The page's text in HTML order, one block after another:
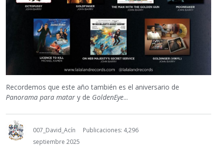
Recordemos que este año también es el aniversario de
Panorama para matar y de GoldenEye...
007_David_Acín
Publicaciones: 4,296
septiembre 2025